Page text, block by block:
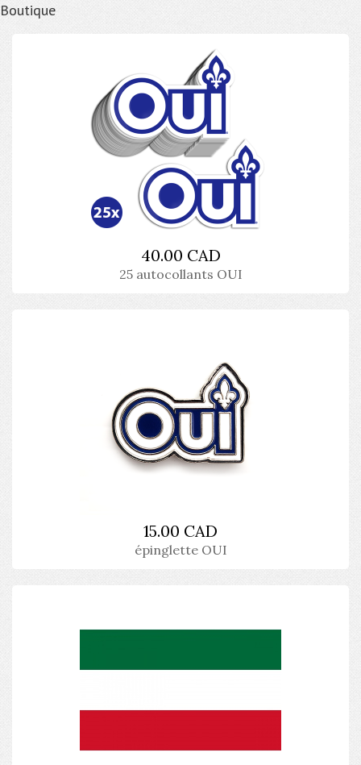
Boutique
40.00 CAD
25 autocollants OUI
15.00 CAD
épinglette OUI